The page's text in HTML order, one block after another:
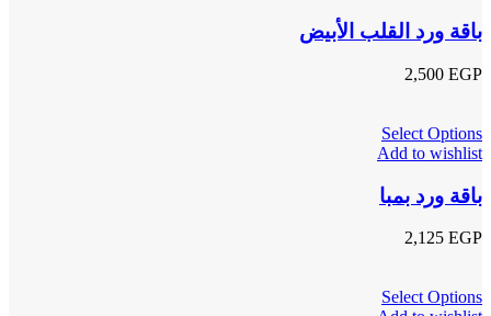
باقة ورد القلب الأبيض
2,500 EGP
Select Options
Add to wishlist
باقة ورد بمبا
2,125 EGP
Select Options